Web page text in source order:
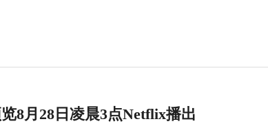
8月28日凌晨3点Netflix播出